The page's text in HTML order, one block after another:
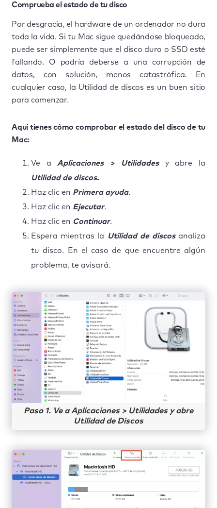
Comprueba el estado de tu disco
Por desgracia, el hardware de un ordenador no dura
toda la vida. Si tu Mac sigue quedándose bloqueado,
puede ser simplemente que el disco duro o SSD esté
fallando. O podría deberse a una corrupción de
datos, con solución, menos catastrófica. En
cualquier caso, la Utilidad de discos es un buen sitio
para comenzar.
Aquí tienes cómo comprobar el estado del disco de tu
Mac:
Ve a Aplicaciones > Utilidadesy abre la
Utilidad de discos.
Haz clic en Primera ayuda.
Haz clic en Ejecutar.
Haz clic en Continuar.
Espera mientras la
Utilidad de discosanaliza
tu disco. En el caso de que encuentre algún
problema, te avisará.
Paso 1. Ve a Aplicaciones > Utilidades y abre
Utilidad de Discos